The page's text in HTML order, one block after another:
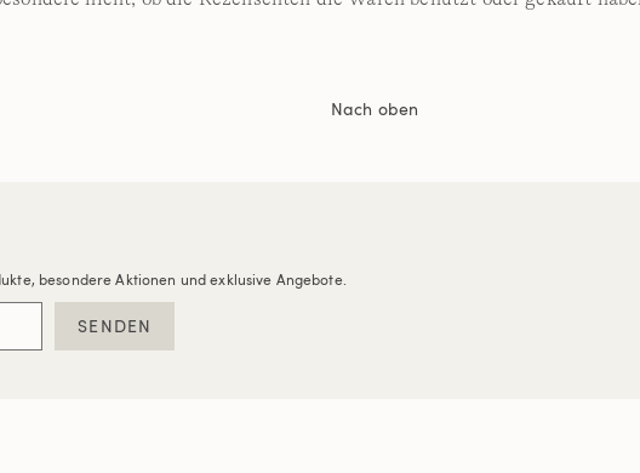
Nach oben
besondere Aktionen und exklusive Angebote.
SENDEN